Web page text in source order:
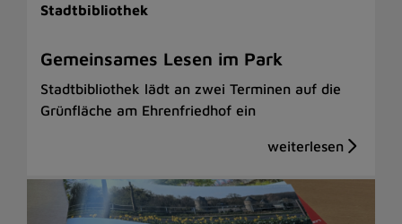
Stadtbibliothek
Gemeinsames Lesen im Park
Stadtbibliothek lädt an zwei Terminen auf die
Grünfläche am Ehrenfriedhof ein